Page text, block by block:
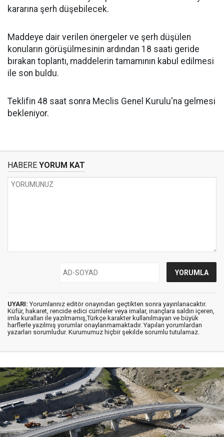
kararına şerh düşebilecek.
Maddeye dair verilen önergeler ve şerh düşülen
konuların görüşülmesinin ardından 18 saati geride
bırakan toplantı, maddelerin tamamının kabul edilmesi
ile son buldu.
Teklifin 48 saat sonra Meclis Genel Kurulu'na gelmesi
bekleniyor.
HABERE YORUM KAT
UYARI: Yorumlarınız editör onayından geçtikten sonra yayınlanacaktır.
Küfür, hakaret, rencide edici cümleler veya imalar, inançlara saldırı içeren,
imla kuralları ile yazılmamış,Türkçe karakter kullanılmayan ve büyük
harflerle yazılmış yorumlar onaylanmamaktadır. Yapılan yorumlardan
yazarları sorumludur. Kurumumuz hiçbir şekilde sorumlu tutulamaz.